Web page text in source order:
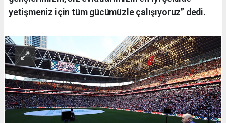
yetişmeniz için tüm gücümüzle çalışıyoruz” dedi.